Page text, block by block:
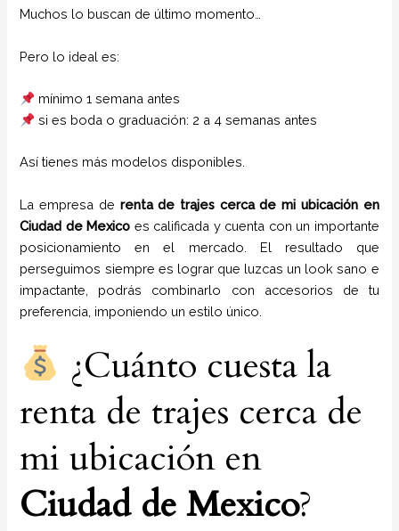
Muchos lo buscan de último momento…
Pero lo ideal es:
mínimo 1 semana antes
si es boda o graduación: 2 a 4 semanas antes
Así tienes más modelos disponibles.
La empresa de renta de trajes cerca de mi ubicación en
Ciudad de Mexico es calificada y cuenta con un importante
posicionamiento en el mercado. El resultado que
perseguimos siempre es lograr que luzcas un look sano e
impactante, podrás combinarlo con accesorios de tu
preferencia, imponiendo un estilo único.
¿Cuánto cuesta la
renta de trajes cerca de
mi ubicación en
Ciudad de Mexico?